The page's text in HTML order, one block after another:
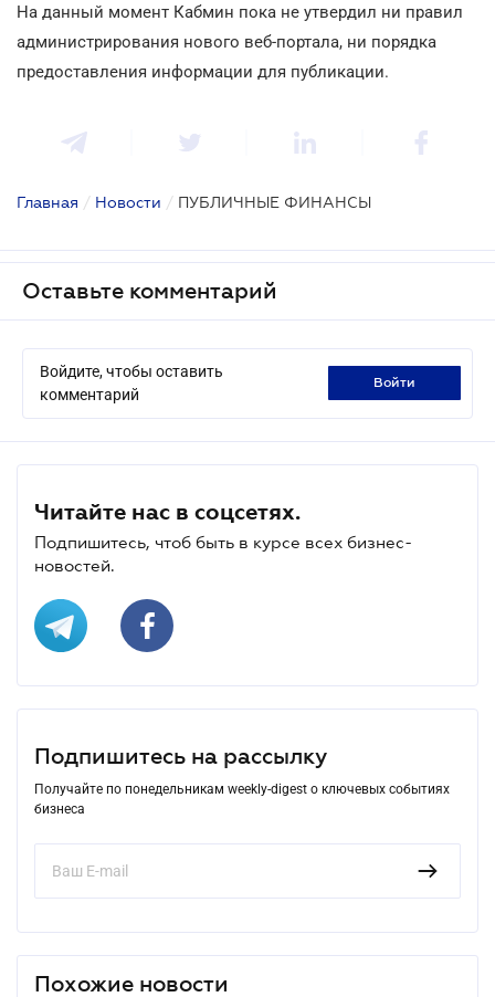
На данный момент Кабмин пока не утвердил ни правил
администрирования нового веб-портала, ни порядка
предоставления информации для публикации.
Главная / Новости / ПУБЛИЧНЫЕ ФИНАНСЫ
Оставьте комментарий
Войдите, чтобы оставить
комментарий
войти
Читайте нас в соцсетях.
Подпишитесь, чтоб быть в курсе всех бизнес-
новостей.
Подпишитесь на рассылку
Получайте по понедельникам weekly-digest о ключевых событиях
бизнеса
Похожие новости